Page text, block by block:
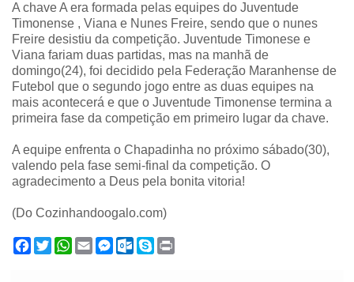
A chave A era formada pelas equipes do Juventude
Timonense , Viana e Nunes Freire, sendo que o nunes
Freire desistiu da competição. Juventude Timonese e
Viana fariam duas partidas, mas na manhã de
domingo(24), foi decidido pela Federação Maranhense de
Futebol que o segundo jogo entre as duas equipes na
mais acontecerá e que o Juventude Timonense termina a
primeira fase da competição em primeiro lugar da chave.
A equipe enfrenta o Chapadinha no próximo sábado(30),
valendo pela fase semi-final da competição. O
agradecimento a Deus pela bonita vitoria!
(Do Cozinhandoogalo.com)
F
a
T
w
W
h
E
m
M
e
O
u
S
k